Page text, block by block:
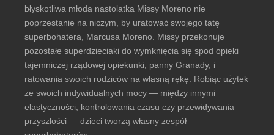
błyskotliwa młoda nastolatka Missy Moreno nie
poprzestanie na niczym, by uratować swojego tatę
superbohatera, Marcusa Moreno. Missy przekonuje
pozostałe superdzieciaki do wymknięcia się spod opieki
tajemniczej rządowej opiekunki, panny Granady, i
ratowania swoich rodziców na własną rękę. Robiąc użytek
ze swoich indywidualnych mocy — między innymi
elastyczności, kontrolowania czasu czy przewidywania
przyszłości — dzieci tworzą własny zespół